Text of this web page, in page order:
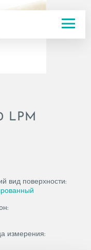
LPM
вид поверхности:
измерения: